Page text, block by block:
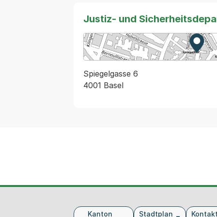
Justiz- und
Zur
Spiegelgasse 6
4001 Basel
Kanton
Stadtplan